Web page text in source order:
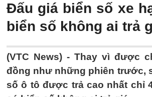
Đấu giá biển số xe
biển số không ai trả
(VTC News) - Thay vì được
đồng như những phiên trước,
số ô tô được trả cao nhất chỉ